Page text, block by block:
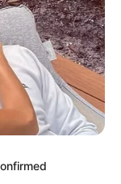
CƏMİYYƏT
həkim